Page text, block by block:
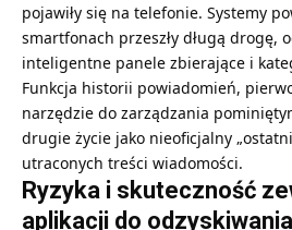
pojawiły się na telefonie. Systemy
smartfonach przeszły długą drogę,
inteligentne panele zbierające i
Funkcja historii powiadomień,
narzędzie do zarządzania
drugie życie jako nieoficjalny
utraconych treści wiadomości.
Ryzyka i skuteczność
aplikacji do